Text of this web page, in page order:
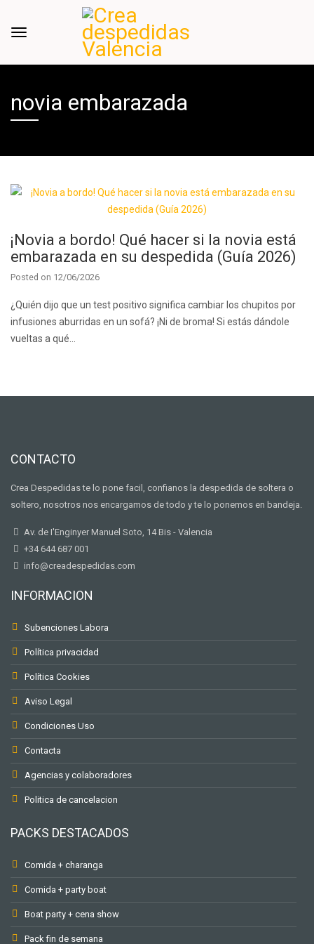
novia embarazada
¡Novia a bordo! Qué hacer si la novia está
embarazada en su despedida (Guía 2026)
Posted on 12/06/2026
¿Quién dijo que un test positivo significa cambiar los chupitos por
infusiones aburridas en un sofá? ¡Ni de broma! Si estás dándole
vueltas a qué…
CONTACTO
Crea Despedidas te lo pone facil, confianos la despedida de soltera o
soltero, nosotros nos encargamos de todo y te lo ponemos en bandeja.
Av. de I'Enginyer Manuel Soto, 14 Bis - Valencia
+34 644 687 001
info@creadespedidas.com
INFORMACION
Subenciones Labora
Política privacidad
Política Cookies
Aviso Legal
Condiciones Uso
Contacta
Agencias y colaboradores
Politica de cancelacion
PACKS DESTACADOS
Comida + charanga
Comida + party boat
Boat party + cena show
Pack fin de semana